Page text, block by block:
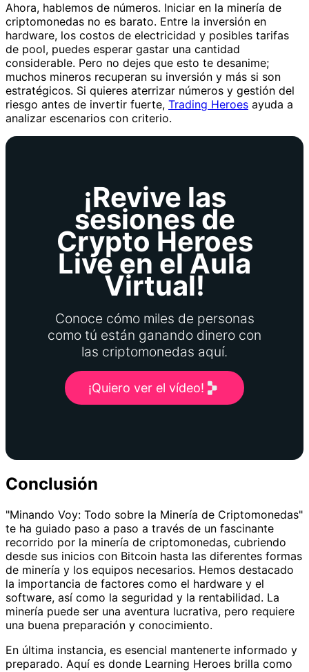
Ahora, hablemos de números. Iniciar en la minería de
criptomonedas no es barato. Entre la inversión en
hardware, los costos de electricidad y posibles tarifas
de pool, puedes esperar gastar una cantidad
considerable. Pero no dejes que esto te desanime;
muchos mineros recuperan su inversión y más si son
estratégicos. Si quieres aterrizar números y gestión del
riesgo antes de invertir fuerte, Trading Heroes ayuda a
analizar escenarios con criterio.
¡Revive las
sesiones de
Crypto Heroes
Live en el Aula
Virtual!
Conoce cómo miles de personas
como tú están ganando dinero con
las criptomonedas aquí.
¡Quiero ver el vídeo!
Conclusión
"Minando Voy: Todo sobre la Minería de Criptomonedas"
te ha guiado paso a paso a través de un fascinante
recorrido por la minería de criptomonedas, cubriendo
desde sus inicios con Bitcoin hasta las diferentes formas
de minería y los equipos necesarios. Hemos destacado
la importancia de factores como el hardware y el
software, así como la seguridad y la rentabilidad. La
minería puede ser una aventura lucrativa, pero requiere
una buena preparación y conocimiento.
En última instancia, es esencial mantenerte informado y
preparado. Aquí es donde Learning Heroes brilla como